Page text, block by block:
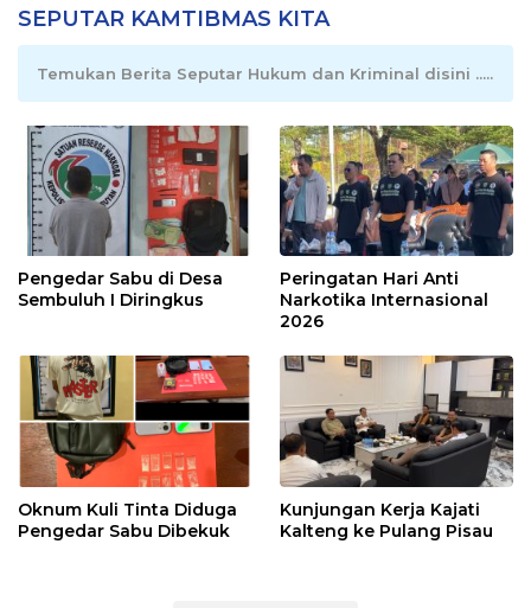
SEPUTAR KAMTIBMAS KITA
Temukan Berita Seputar Hukum dan Kriminal disini .....
Pengedar Sabu di Desa
Sembuluh I Diringkus
Peringatan Hari Anti
Narkotika Internasional
2026
Oknum Kuli Tinta Diduga
Pengedar Sabu Dibekuk
Kunjungan Kerja Kajati
Kalteng ke Pulang Pisau